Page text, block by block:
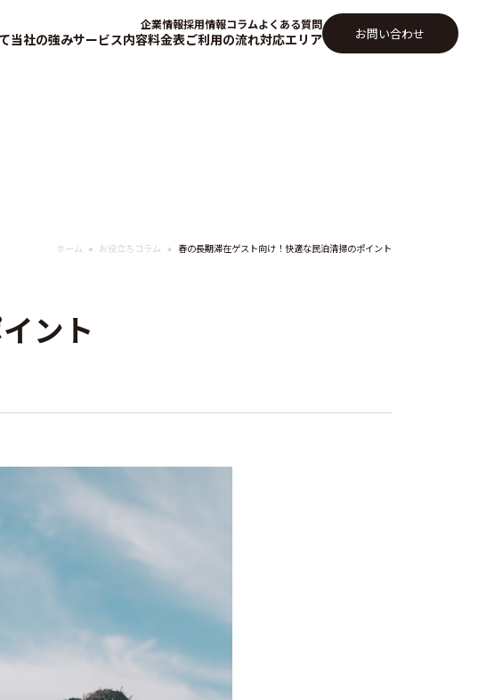
企業情報採用情報コラムよくある質問
当社の強みサービス内容料金表ご利用の流れ対応エリア お問い合わせ
ホーム お役立ちコラム 春の長期滞在ゲスト向け！快適な民泊清掃のポイント
ント